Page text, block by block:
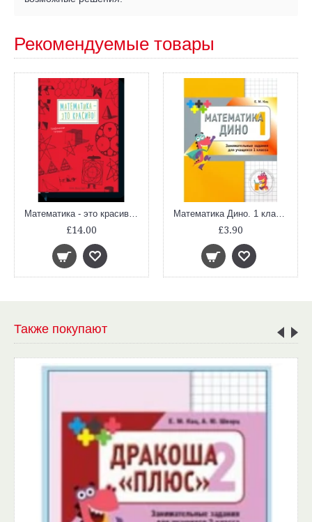
Рекомендуемые товары
Математика - это красиво! Графическая тетрадь
£14.00
Математика Дино. 1 класс. Сборник занимательных заданий для учащихся.
£3.90
Также покупают